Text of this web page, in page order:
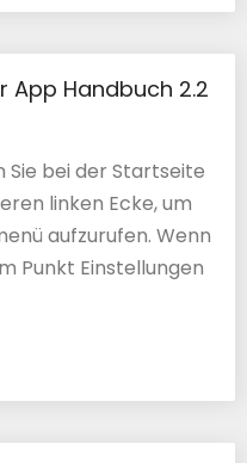
App Handbuch 2.2
bei der Startseite
linken Ecke, um
aufzurufen. Wenn
Punkt Einstellungen